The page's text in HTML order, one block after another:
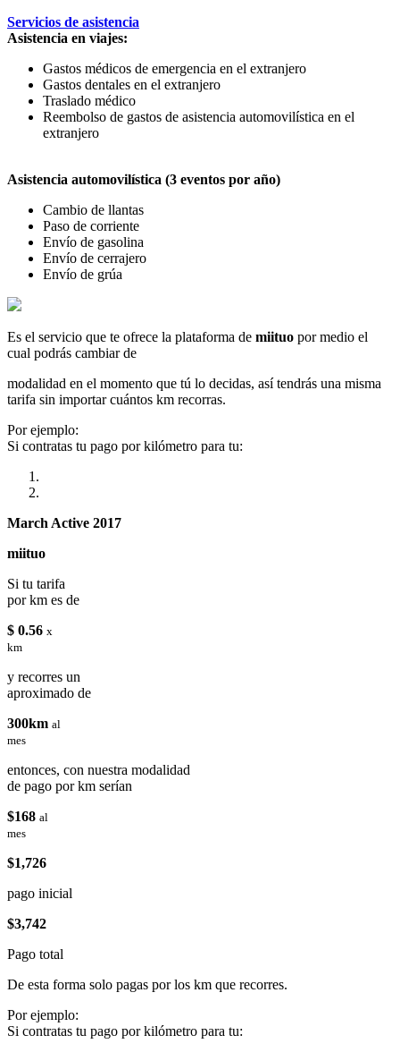
Servicios de asistencia
Asistencia en viajes:
Gastos médicos de emergencia en el extranjero
Gastos dentales en el extranjero
Traslado médico
Reembolso de gastos de asistencia automovilística en el
extranjero
Asistencia automovilística (3 eventos por año)
Cambio de llantas
Paso de corriente
Envío de gasolina
Envío de cerrajero
Envío de grúa
Es el servicio que te ofrece la plataforma de miituo por medio el
cual podrás cambiar de
modalidad en el momento que tú lo decidas, así tendrás una misma
tarifa sin importar cuántos km recorras.
Por ejemplo:
Si contratas tu pago por kilómetro para tu:
March Active 2017
miituo
Si tu tarifa
por km es de
$ 0.56 x
km
y recorres un
aproximado de
300km al
mes
entonces, con nuestra modalidad
de pago por km serían
$168 al
mes
$1,726
pago inicial
$3,742
Pago total
De esta forma solo pagas por los km que recorres.
Por ejemplo:
Si contratas tu pago por kilómetro para tu: